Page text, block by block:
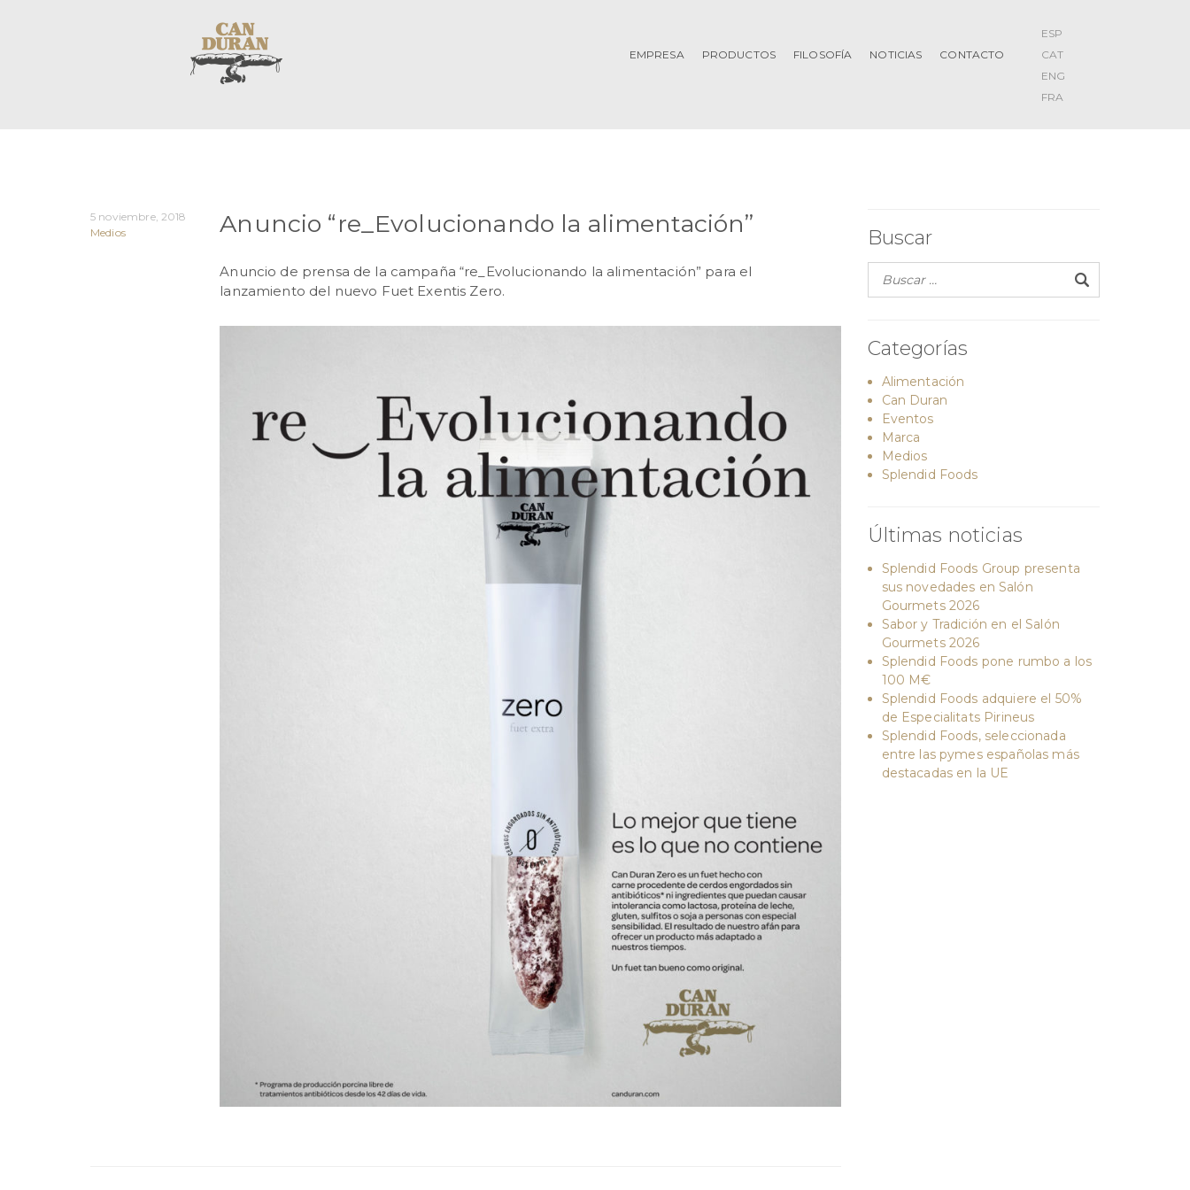
EMPRESA PRODUCTOS FILOSOFÍA NOTICIAS CONTACTO
ESP
CAT
ENG
FRA
5 noviembre, 2018
Medios
Anuncio “re_Evolucionando la alimentación”
Anuncio de prensa de la campaña “re_Evolucionando la alimentación” para el
lanzamiento del nuevo Fuet Exentis Zero.
Buscar
Categorías
Alimentación
Can Duran
Eventos
Marca
Medios
Splendid Foods
Últimas noticias
Splendid Foods Group presenta
sus novedades en Salón
Gourmets 2026
Sabor y Tradición en el Salón
Gourmets 2026
Splendid Foods pone rumbo a los
100 M€
Splendid Foods adquiere el 50%
de Especialitats Pirineus
Splendid Foods, seleccionada
entre las pymes españolas más
destacadas en la UE